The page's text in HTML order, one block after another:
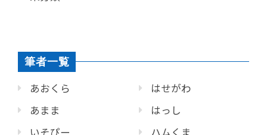
筆者一覧
あおくら
あまま
いそぴー
はせがわ
はっし
ハムくま